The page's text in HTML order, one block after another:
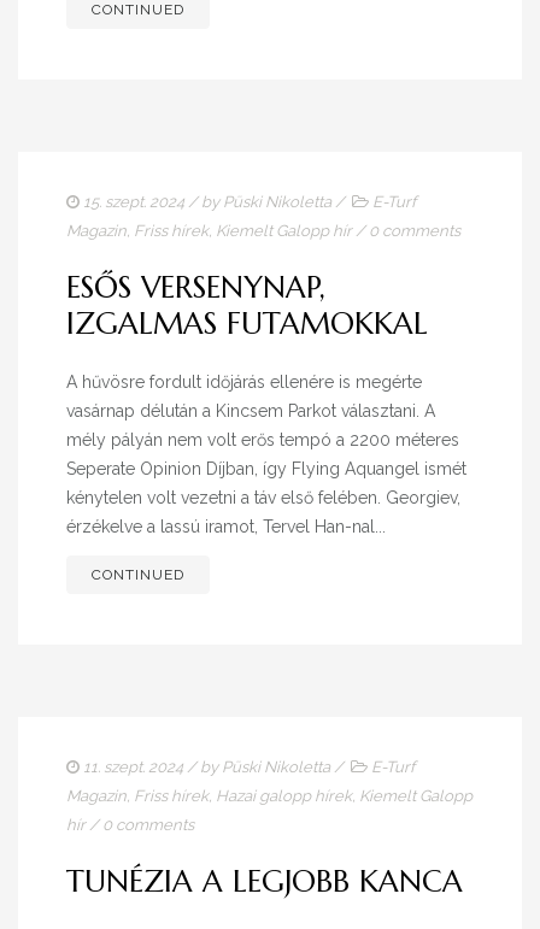
CONTINUED
15. szept. 2024 / by Püski Nikoletta /
E-Turf
Magazin, Friss hírek, Kiemelt Galopp hír/ 0 comments
ESŐS VERSENYNAP,
IZGALMAS FUTAMOKKAL
A hűvösre fordult időjárás ellenére is megérte
vasárnap délután a Kincsem Parkot választani. A
mély pályán nem volt erős tempó a 2200 méteres
Seperate Opinion Díjban, így Flying Aquangel ismét
kénytelen volt vezetni a táv első felében. Georgiev,
érzékelve a lassú iramot, Tervel Han-nal...
CONTINUED
11. szept. 2024 / by Püski Nikoletta /
E-Turf
Magazin, Friss hírek, Hazai galopp hírek, Kiemelt Galopp
hír/ 0 comments
TUNÉZIA A LEGJOBB KANCA